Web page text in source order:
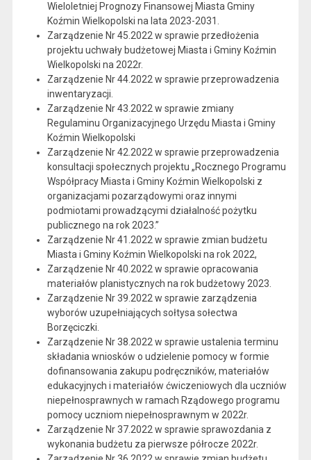
Wieloletniej Prognozy Finansowej Miasta Gminy
Koźmin Wielkopolski na lata 2023-2031.
Zarządzenie Nr 45.2022 w sprawie przedłożenia
projektu uchwały budżetowej Miasta i Gminy Koźmin
Wielkopolski na 2022r.
Zarządzenie Nr 44.2022 w sprawie przeprowadzenia
inwentaryzacji.
Zarządzenie Nr 43.2022 w sprawie zmiany
Regulaminu Organizacyjnego Urzędu Miasta i Gminy
Koźmin Wielkopolski
Zarządzenie Nr 42.2022 w sprawie przeprowadzenia
konsultacji społecznych projektu „Rocznego Programu
Współpracy Miasta i Gminy Koźmin Wielkopolski z
organizacjami pozarządowymi oraz innymi
podmiotami prowadzącymi działalność pożytku
publicznego na rok 2023.”
Zarządzenie Nr 41.2022 w sprawie zmian budżetu
Miasta i Gminy Koźmin Wielkopolski na rok 2022,
Zarządzenie Nr 40.2022 w sprawie opracowania
materiałów planistycznych na rok budżetowy 2023.
Zarządzenie Nr 39.2022 w sprawie zarządzenia
wyborów uzupełniających sołtysa sołectwa
Borzęciczki.
Zarządzenie Nr 38.2022 w sprawie ustalenia terminu
składania wniosków o udzielenie pomocy w formie
dofinansowania zakupu podręczników, materiałów
edukacyjnych i materiałów ćwiczeniowych dla uczniów
niepełnosprawnych w ramach Rządowego programu
pomocy uczniom niepełnosprawnym w 2022r.
Zarządzenie Nr 37.2022 w sprawie sprawozdania z
wykonania budżetu za pierwsze półrocze 2022r.